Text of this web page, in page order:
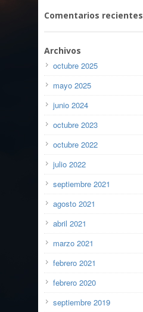
Comentarios recientes
Archivos
octubre 2025
mayo 2025
junio 2024
octubre 2023
octubre 2022
julio 2022
septiembre 2021
agosto 2021
abril 2021
marzo 2021
febrero 2021
febrero 2020
septiembre 2019